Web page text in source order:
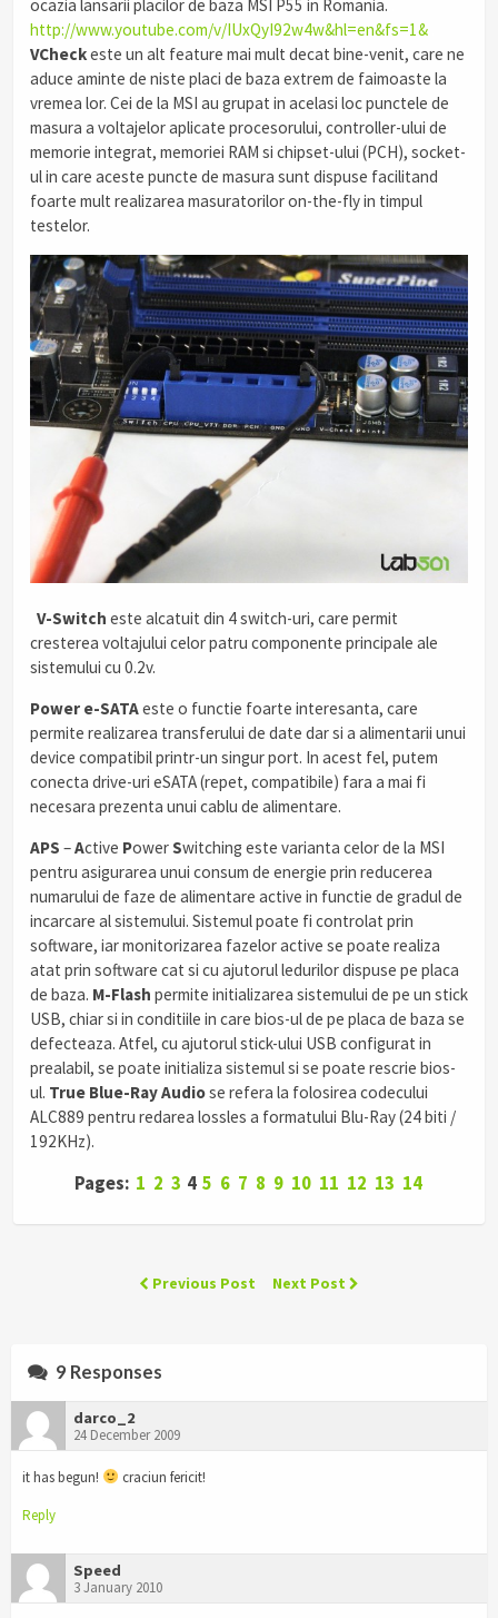
ocazia lansarii placilor de baza MSI P55 in Romania.
http://www.youtube.com/v/IUxQyI92w4w&hl=en&fs=1&
VCheckeste un alt feature mai mult decat bine-venit, care ne
aduce aminte de niste placi de baza extrem de faimoaste la
vremea lor. Cei de la MSI au grupat in acelasi loc punctele de
masura a voltajelor aplicate procesorului, controller-ului de
memorie integrat, memoriei RAM si chipset-ului (PCH), socket-
ul in care aceste puncte de masura sunt dispuse facilitand
foarte mult realizarea masuratorilor on-the-fly in timpul
testelor.
V-Switch este alcatuit din 4 switch-uri, care permit
cresterea voltajului celor patru componente principale ale
sistemului cu 0.2v.
Power e-SATAeste o functie foarte interesanta, care
permite realizarea transferului de date dar si a alimentarii unui
device compatibil printr-un singur port. In acest fel, putem
conecta drive-uri eSATA (repet, compatibile) fara a mai fi
necesara prezenta unui cablu de alimentare.
APS –Active PowerSwitching este varianta celor de la MSI
pentru asigurarea unui consum de energie prin reducerea
numarului de faze de alimentare active in functie de gradul de
incarcare al sistemului. Sistemul poate fi controlat prin
software, iar monitorizarea fazelor active se poate realiza
atat prin software cat si cu ajutorul ledurilor dispuse pe placa
de baza. M-Flash permite initializarea sistemului de pe un stick
USB, chiar si in conditiile in care bios-ul de pe placa de baza se
defecteaza. Atfel, cu ajutorul stick-ului USB configurat in
prealabil, se poate initializa sistemul si se poate rescrie bios-
ul. True Blue-Ray Audiose refera la folosirea codecului
ALC889 pentru redarea lossles a formatului Blu-Ray (24 biti /
192KHz).
Pages: 1 2 3 4 5 6 7 8 9 10 11 12 13 14
Previous Post Next Post
9 Responses
darco_2
24 December 2009
it has begun! craciun fericit!
Reply
Speed
3 January 2010